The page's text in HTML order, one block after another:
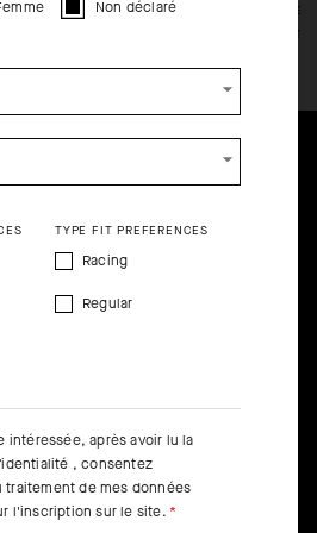
indémaillable résiste à l’usure
lors d’un mouvement.
all contents from shopping bag.
COUNTRY.
Non déclaré
TYPE FIT PREFERENCES
Racing
Regular
intéressée, après avoir lu la
, consentez
traitement de mes données
l'inscription sur le site.